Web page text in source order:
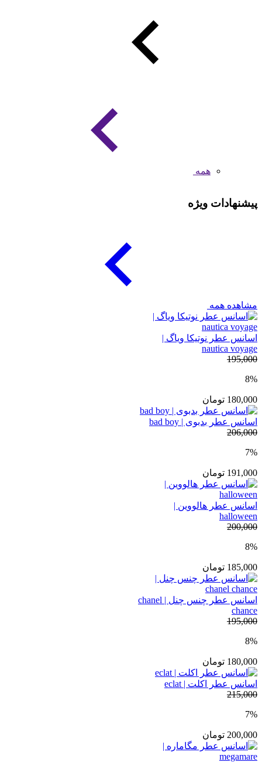
همه
پیشنهادات ویژه
مشاهده همه
اسانس عطر نوتیکا ویاگ |
nautica voyage
195,000
8%
180,000 تومان
اسانس عطر بدبوی | bad boy
206,000
7%
191,000 تومان
اسانس عطر هالووین |
halloween
200,000
8%
185,000 تومان
اسانس عطر چنس چنل | chanel
chance
195,000
8%
180,000 تومان
اسانس عطر اکلت | eclat
215,000
7%
200,000 تومان